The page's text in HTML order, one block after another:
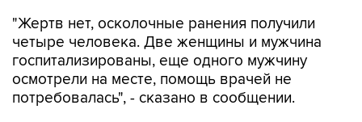
"Жертв нет, осколочные ранения получили
четыре человека. Две женщины и мужчина
госпитализированы, еще одного мужчину
осмотрели на месте, помощь врачей не
потребовалась", - сказано в сообщении.